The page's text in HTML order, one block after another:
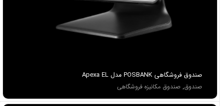
صندوق فروشگاهي POSBANK مدل Apexa EL
صندوق, صندوق مکانیزه فروشگاهی